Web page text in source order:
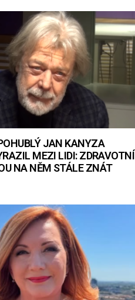
JAN KANYZA
MEZI LIDI: ZDRAVOTNÍ
NA NĚM STÁLE ZNÁT